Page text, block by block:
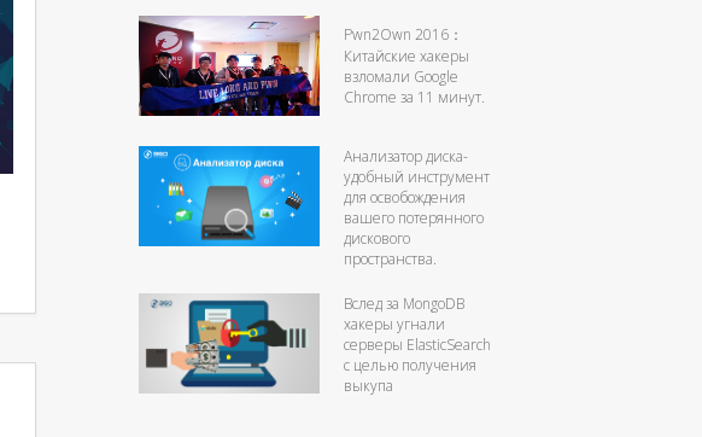
Pwn2Own 2016：
Китайские хакеры
взломали Google
Chrome за 11 минут.
Анализатор диска-
удобный инструмент
для освобождения
вашего потерянного
дискового
пространства.
Вслед за MongoDB
хакеры угнали
серверы ElasticSearch
с целью получения
выкупа